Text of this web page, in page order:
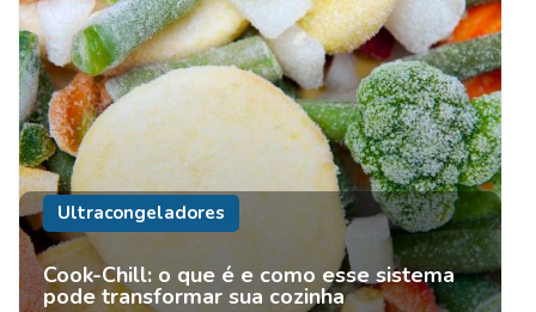
Ultracongeladores
Cook-Chill: o que é e como esse sistema
pode transformar sua cozinha